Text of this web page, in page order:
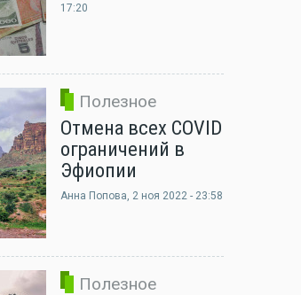
17:20
Полезное
Отмена всех COVID
ограничений в
Эфиопии
Анна Попова, 2 ноя 2022 - 23:58
Полезное